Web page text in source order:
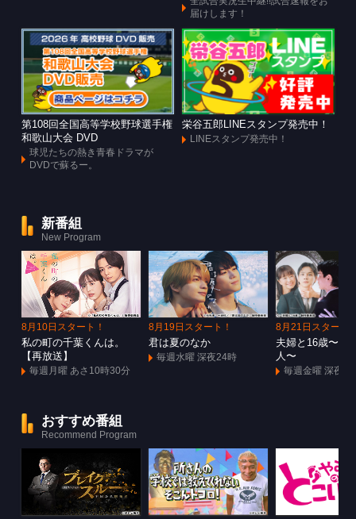
届けします！
第108回全国高等学校野球選手権
和歌山大会 DVD
球児たちの熱き青春ドラマが
DVDで蘇るー。
栄谷五郎LINEスタンプ発売中！
LINEスタンプ発売中！
新番組
New Program
8月10日スタート！
私の町の千葉くんは。
【再放送】
毎週月曜 あさ10時30分
8月19日スタート！
君は夏のなか
毎週水曜 深夜24時
8月21日スタート
夫婦と16歳〜狂
人〜
毎週金曜 深夜1
おすすめ番組
Recommend Program